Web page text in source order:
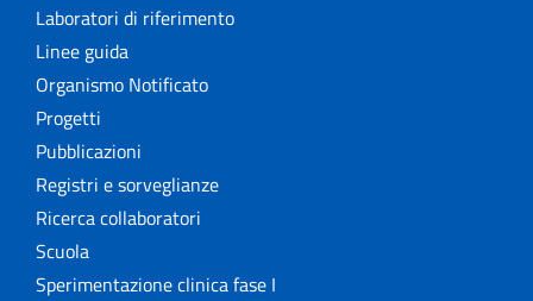
Laboratori di riferimento
Linee guida
Organismo Notificato
Progetti
Pubblicazioni
Registri e sorveglianze
Ricerca collaboratori
Scuola
Sperimentazione clinica fase I